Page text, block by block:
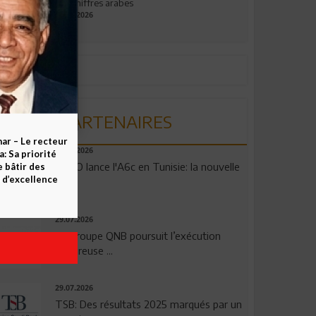
aux chiffres arabes
09.07.2026
PARTENAIRES
04.08.2026
OPPO lance l'A6c en Tunisie: la nouvelle
...
29.07.2026
Le Groupe QNB poursuit l’exécution
rigoureuse ...
29.07.2026
TSB: Des résultats 2025 marqués par un
– Le recteur
Sa priorité
bâtir des